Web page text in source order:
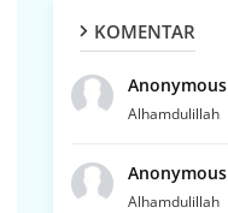
KOMENTAR
Anonymous
Alhamdulillah
Anonymous
Alhamdulillah